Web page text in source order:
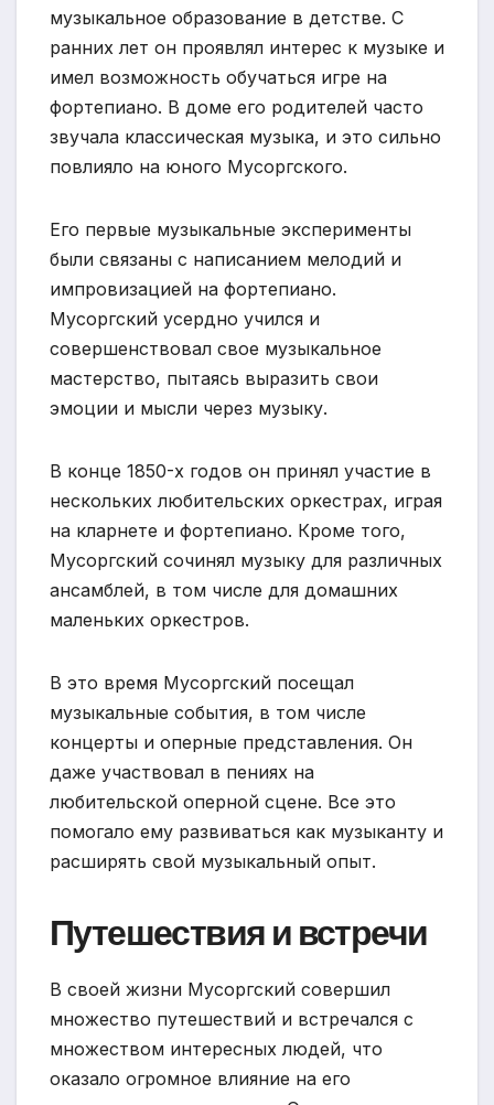
музыкальное образование в детстве. С
ранних лет он проявлял интерес к музыке и
имел возможность обучаться игре на
фортепиано. В доме его родителей часто
звучала классическая музыка, и это сильно
повлияло на юного Мусоргского.
Его первые музыкальные эксперименты
были связаны с написанием мелодий и
импровизацией на фортепиано.
Мусоргский усердно учился и
совершенствовал свое музыкальное
мастерство, пытаясь выразить свои
эмоции и мысли через музыку.
В конце 1850-х годов он принял участие в
нескольких любительских оркестрах, играя
на кларнете и фортепиано. Кроме того,
Мусоргский сочинял музыку для различных
ансамблей, в том числе для домашних
маленьких оркестров.
В это время Мусоргский посещал
музыкальные события, в том числе
концерты и оперные представления. Он
даже участвовал в пениях на
любительской оперной сцене. Все это
помогало ему развиваться как музыканту и
расширять свой музыкальный опыт.
Путешествия и встречи
В своей жизни Мусоргский совершил
множество путешествий и встречался с
множеством интересных людей, что
оказало огромное влияние на его